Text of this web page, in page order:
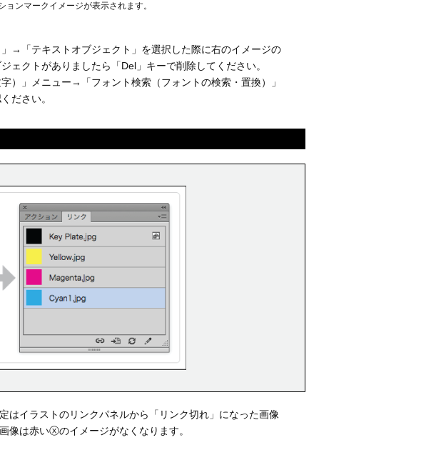
ンマークイメージが表示されます。
→「テキストオブジェクト」を選択した際に右のイメージの
ェクトがありましたら「Del」キーで削除してください。
）」メニュー→「フォント検索（フォントの検索・置換）」
ださい。
はイラストのリンクパネルから「リンク切れ」になった画像
像は赤いⓧのイメージがなくなります。